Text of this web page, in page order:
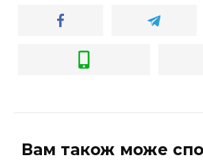
Вам також може